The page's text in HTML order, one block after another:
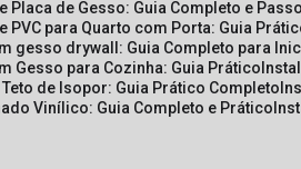
Placa de Gesso: Guia Completo e
PVC para Quarto com Porta: Guia
gesso drywall: Guia Completo para
Gesso para Cozinha: Guia Prático
de Isopor: Guia Prático Completo
Vinílico: Guia Completo e Prático